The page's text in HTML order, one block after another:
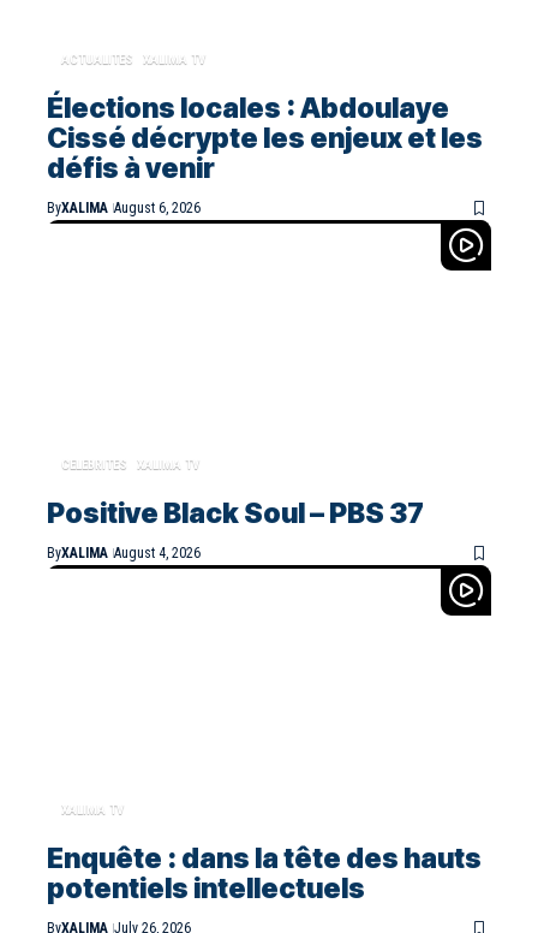
ACTUALITES XALIMA TV
Élections locales : Abdoulaye
Cissé décrypte les enjeux et les
défis à venir
ByXALIMA August 6, 2026
CELEBRITES XALIMA TV
Positive Black Soul – PBS 37
ByXALIMA August 4, 2026
XALIMA TV
Enquête : dans la tête des hauts
potentiels intellectuels
ByXALIMA July 26, 2026